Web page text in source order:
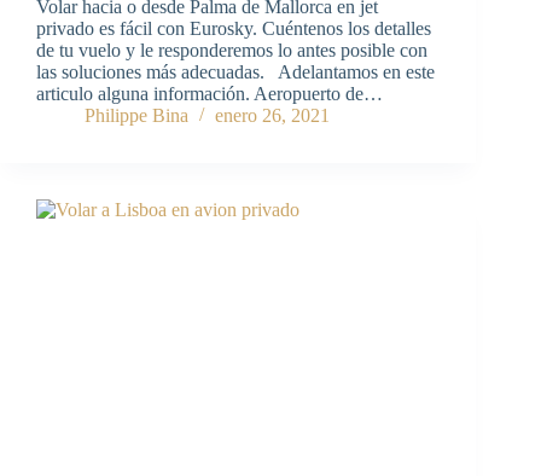
Volar hacia o desde Palma de Mallorca en jet
privado es fácil con Eurosky. Cuéntenos los detalles
de tu vuelo y le responderemos lo antes posible con
las soluciones más adecuadas. Adelantamos en este
articulo alguna información. Aeropuerto de…
Philippe Bina
enero 26, 2021